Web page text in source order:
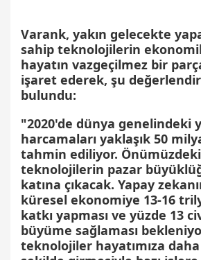
Varank, yakın gelecekte
sahip teknolojilerin
hayatın vazgeçilmez bir
işaret ederek, şu
bulundu:
"2020'de dünya genelindeki
harcamaları yaklaşık 50
tahmin ediliyor. Önümüzdeki
teknolojilerin pazar
katına çıkacak. Yapay
küresel ekonomiye 13-16
katkı yapması ve yüzde 13
büyüme sağlaması
teknolojiler hayatımıza